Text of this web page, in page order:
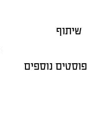
שיתוף
פוסטים נוספים